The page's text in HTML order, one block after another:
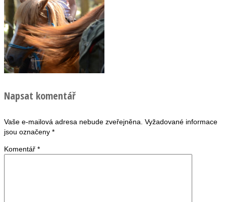
Napsat komentář
Vaše e-mailová adresa nebude zveřejněna. Vyžadované informace
jsou označeny *
Komentář *